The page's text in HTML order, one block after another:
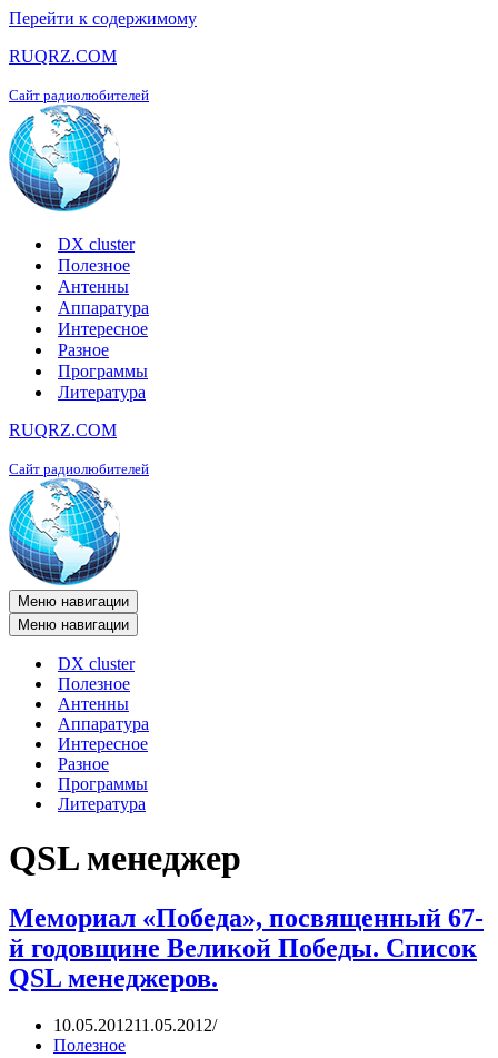
Перейти к содержимому
RUQRZ.COM
Сайт радиолюбителей
DX cluster
Полезное
Антенны
Аппаратура
Интересное
Разное
Программы
Литература
RUQRZ.COM
Сайт радиолюбителей
Меню навигации
Меню навигации
DX cluster
Полезное
Антенны
Аппаратура
Интересное
Разное
Программы
Литература
QSL менеджер
Мемориал «Победа», посвященный 67-
й годовщине Великой Победы. Список
QSL менеджеров.
10.05.201211.05.2012
Полезное